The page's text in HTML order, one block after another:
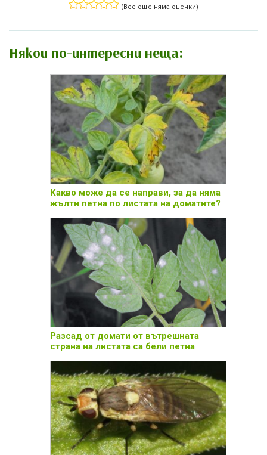
(Все още няма оценки)
Някои по-интересни неща:
Какво може да се направи, за да няма
жълти петна по листата на доматите?
Разсад от домати от вътрешната
страна на листата са бели петна